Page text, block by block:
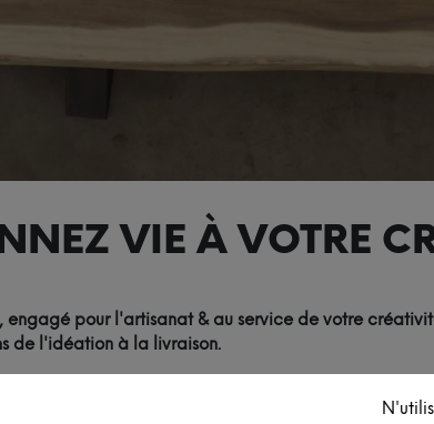
VIE À VOTRE
engagé pour l'artisanat & au service de votre
de l'idéation à la livraison.